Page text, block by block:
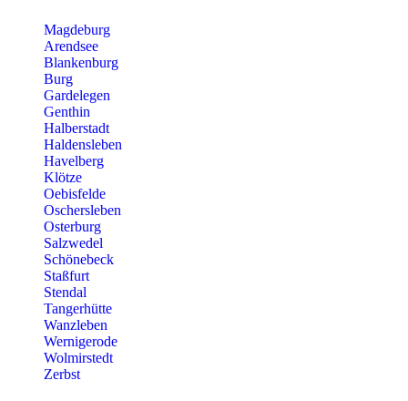
Magdeburg
Arendsee
Blankenburg
Burg
Gardelegen
Genthin
Halberstadt
Haldensleben
Havelberg
Klötze
Oebisfelde
Oschersleben
Osterburg
Salzwedel
Schönebeck
Staßfurt
Stendal
Tangerhütte
Wanzleben
Wernigerode
Wolmirstedt
Zerbst